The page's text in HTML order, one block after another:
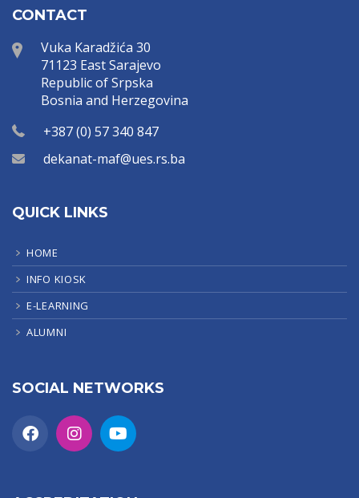
CONTACT
Vuka Karadžića 30
71123 East Sarajevo
Republic of Srpska
Bosnia and Herzegovina
+387 (0) 57 340 847
dekanat-maf@ues.rs.ba
QUICK LINKS
HOME
INFO KIOSK
E-LEARNING
ALUMNI
SOCIAL NETWORKS